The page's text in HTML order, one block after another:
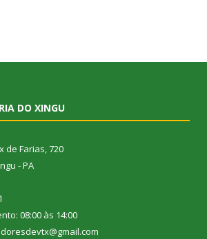
DO XINGU
de Farias, 720
- PA
08:00 às 14:00